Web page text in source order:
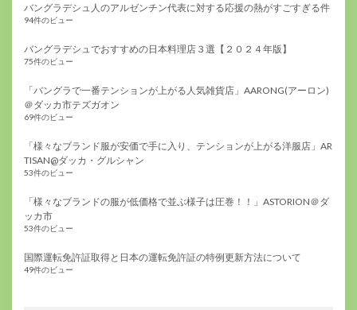
バングラデシュ人のアルゼンチン代表に対する応援の熱がすごすぎる件
94件のビュー
バングラデシュでおすすめの日本料理店３選【２０２４年版】
75件のビュー
「バングラで一番テンションが上がる人気雑貨店」AARONG(アーロン)
＠ダッカ市テズガオン
69件のビュー
「様々なブランド服が安価で手に入り、テンションが上がる洋服店」AR
TISAN@ダッカ・グルシャン
53件のビュー
「様々なブランドの服が低価格で並ぶ様子は圧巻！！」ASTORION＠ダ
ッカ市
53件のビュー
国際運転免許証取得と日本の運転免許証の特例更新方法について
49件のビュー